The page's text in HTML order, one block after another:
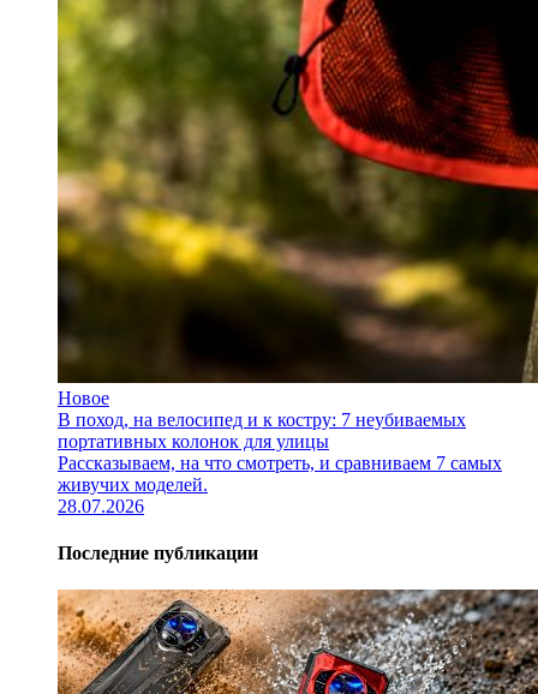
Новое
В поход, на велосипед и к костру: 7 неубиваемых
портативных колонок для улицы
Рассказываем, на что смотреть, и сравниваем 7 самых
живучих моделей.
28.07.2026
Последние публикации